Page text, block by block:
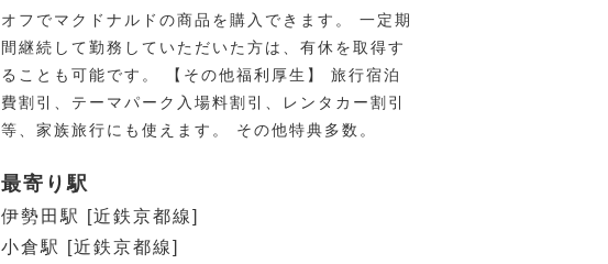
オフでマクドナルドの商品を購入できます。 一定期
間継続して勤務していただいた方は、有休を取得す
ることも可能です。 【その他福利厚生】 旅行宿泊
費割引、テーマパーク入場料割引、レンタカー割引
等、家族旅行にも使えます。 その他特典多数。
最寄り駅
伊勢田駅 [近鉄京都線]
小倉駅 [近鉄京都線]